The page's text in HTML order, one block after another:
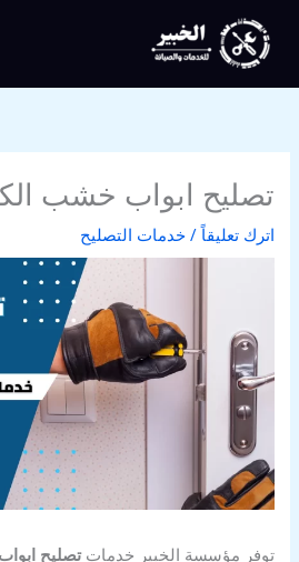
المحتوى
تصليح ابواب خشب
اترك تعليقاً /خدمات التصليح
توفر مؤسسة الخبير خدمات تصليح